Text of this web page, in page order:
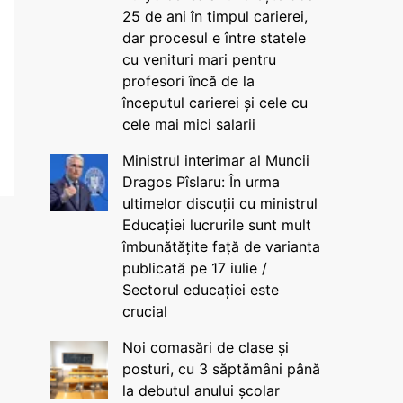
25 de ani în timpul carierei,
dar procesul e între statele
cu venituri mari pentru
profesori încă de la
începutul carierei și cele cu
cele mai mici salarii
Ministrul interimar al Muncii
Dragos Pîslaru: În urma
ultimelor discuții cu ministrul
Educației lucrurile sunt mult
îmbunătățite față de varianta
publicată pe 17 iulie /
Sectorul educației este
crucial
Noi comasări de clase și
posturi, cu 3 săptămâni până
la debutul anului școlar